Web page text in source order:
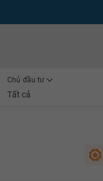
Chủ đầu tư
Tất cả